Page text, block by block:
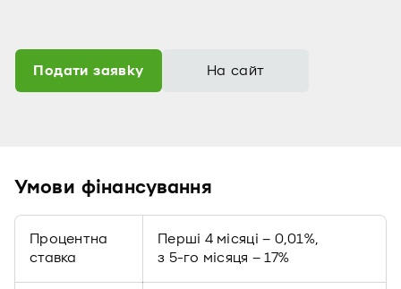
Подати заявку На сайт
Умови фінансування
Процентна
ставка
Перші 4 місяці – 0,01%,
з 5-го місяця – 17%